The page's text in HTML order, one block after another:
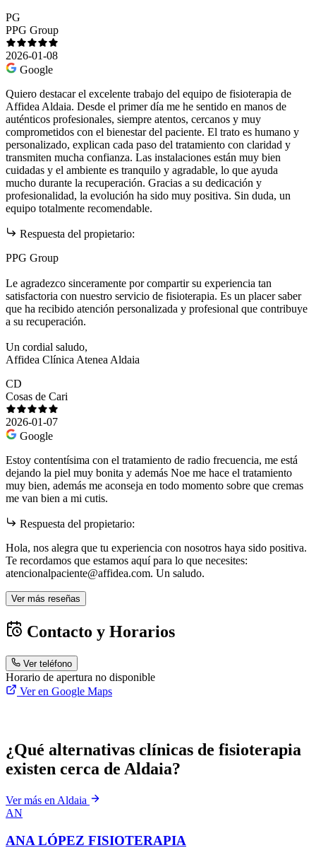
PG
PPG Group
2026-01-08
Google
Quiero destacar el excelente trabajo del equipo de fisioterapia de
Affidea Aldaia. Desde el primer día me he sentido en manos de
auténticos profesionales, siempre atentos, cercanos y muy
comprometidos con el bienestar del paciente. El trato es humano y
personalizado, explican cada paso del tratamiento con claridad y
transmiten mucha confianza. Las instalaciones están muy bien
cuidadas y el ambiente es tranquilo y agradable, lo que ayuda
mucho durante la recuperación. Gracias a su dedicación y
profesionalidad, la evolución ha sido muy positiva. Sin duda, un
equipo totalmente recomendable.
Respuesta del propietario:
PPG Group
Le agradezco sinceramente por compartir su experiencia tan
satisfactoria con nuestro servicio de fisioterapia. Es un placer saber
que ha recibido atención personalizada y profesional que contribuye
a su recuperación.
Un cordial saludo,
Affidea Clínica Atenea Aldaia
CD
Cosas de Cari
2026-01-07
Google
Estoy contentísima con el tratamiento de radio frecuencia, me está
dejando la piel muy bonita y además Noe me hace el tratamiento
muy bien, además me aconseja en todo momento sobre que cremas
me van bien a mi cutis.
Respuesta del propietario:
Hola, nos alegra que tu experiencia con nosotros haya sido positiva.
Te recordamos que estamos aquí para lo que necesites:
atencionalpaciente@affidea.com. Un saludo.
Ver más reseñas
Contacto y Horarios
Ver teléfono
Horario de apertura no disponible
Ver en Google Maps
¿Qué alternativas clínicas de fisioterapia
existen cerca de Aldaia?
Ver más en Aldaia
AN
ANA LÓPEZ FISIOTERAPIA